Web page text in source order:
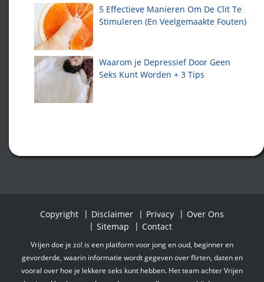
5 Effectieve Manieren Om De Clit Te
Stimuleren (En Veelgemaakte Fouten)
Waarom je Depressief Door Geen
Seks Kunt Worden + 3 Tips
Copyright Disclaimer Privacy
Over Ons
Sitemap
Contact
Vrijen doe je zo! is een platform voor jong en oud, beginner en
gevorderde, waarin informatie wordt gegeven over flirten, daten en
vooral over hoe je lekkere seks kunt hebben. Het team achter Vrijen